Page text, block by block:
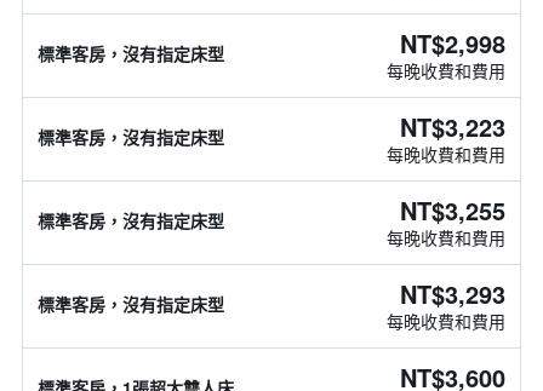
標準客房，沒有指定床型 NT$2,998
每晚收費和費用
標準客房，沒有指定床型 NT$3,223
每晚收費和費用
標準客房，沒有指定床型 NT$3,255
每晚收費和費用
標準客房，沒有指定床型 NT$3,293
每晚收費和費用
NT$3,600